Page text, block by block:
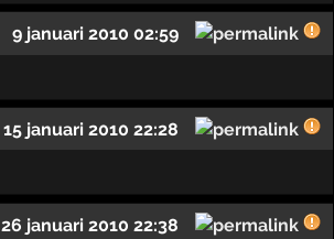
9 januari 2010 02:59
15 januari 2010 22:28
26 januari 2010 22:38